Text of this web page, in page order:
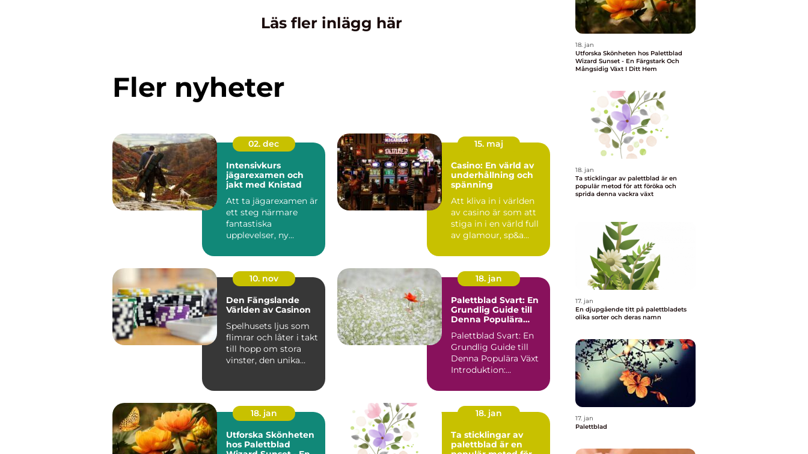
Läs fler inlägg här
Fler nyheter
02. dec
Intensivkurs
jägarexamen och
jakt med Knistad
Att ta jägarexamen är
ett steg närmare
fantastiska
upplevelser, ny
15. maj
Casino: En värld av
underhållning och
spänning
Att kliva in i världen
av casino är som att
stiga in i en värld full
av glamour, sp&a...
10. nov
Den Fängslande
Världen av Casinon
Spelhusets ljus som
flimrar och låter i takt
till hopp om stora
vinster, den unika
18. jan
Palettblad Svart: En
Grundlig Guide till
Denna Populära
Palettblad Svart: En
Grundlig Guide till
Denna Populära Växt
Introduktion:
p...
18. jan
Utforska Skönheten
hos Palettblad
18. jan
Ta sticklingar av
palettblad är en
18. jan
Utforska Skönheten hos Palettblad
Wizard Sunset - En Färgstark Och
Mångsidig Växt I Ditt Hem
18. jan
Ta sticklingar av palettblad är en
populär metod för att föröka och
sprida denna vackra växt
17. jan
En djupgående titt på palettbladets
olika sorter och deras namn
17. jan
Palettblad